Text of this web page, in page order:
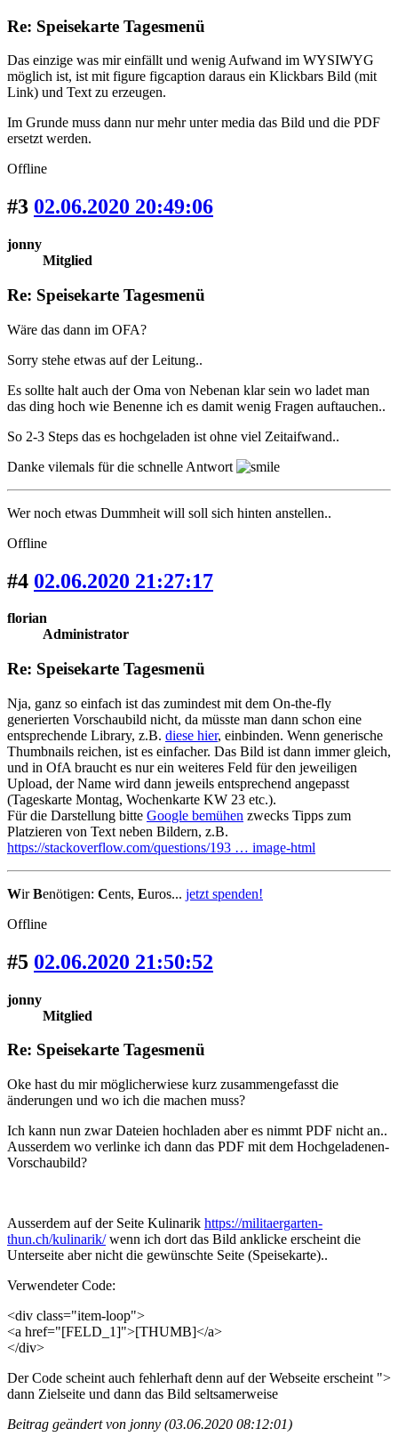
Re: Speisekarte Tagesmenü
Das einzige was mir einfällt und wenig Aufwand im WYSIWYG
möglich ist, ist mit figure figcaption daraus ein Klickbars Bild (mit
Link) und Text zu erzeugen.
Im Grunde muss dann nur mehr unter media das Bild und die PDF
ersetzt werden.
Offline
#3 02.06.2020 20:49:06
jonny
Mitglied
Re: Speisekarte Tagesmenü
Wäre das dann im OFA?
Sorry stehe etwas auf der Leitung..
Es sollte halt auch der Oma von Nebenan klar sein wo ladet man
das ding hoch wie Benenne ich es damit wenig Fragen auftauchen..
So 2-3 Steps das es hochgeladen ist ohne viel Zeitaifwand..
Danke vilemals für die schnelle Antwort
Wer noch etwas Dummheit will soll sich hinten anstellen..
Offline
#4 02.06.2020 21:27:17
florian
Administrator
Re: Speisekarte Tagesmenü
Nja, ganz so einfach ist das zumindest mit dem On-the-fly
generierten Vorschaubild nicht, da müsste man dann schon eine
entsprechende Library, z.B. diese hier, einbinden. Wenn generische
Thumbnails reichen, ist es einfacher. Das Bild ist dann immer gleich,
und in OfA braucht es nur ein weiteres Feld für den jeweiligen
Upload, der Name wird dann jeweils entsprechend angepasst
(Tageskarte Montag, Wochenkarte KW 23 etc.).
Für die Darstellung bitte Google bemühen zwecks Tipps zum
Platzieren von Text neben Bildern, z.B.
https://stackoverflow.com/questions/193 … image-html
WirBenötigen: Cents, Euros... jetzt spenden!
Offline
#5 02.06.2020 21:50:52
jonny
Mitglied
Re: Speisekarte Tagesmenü
Oke hast du mir möglicherwiese kurz zusammengefasst die
änderungen und wo ich die machen muss?
Ich kann nun zwar Dateien hochladen aber es nimmt PDF nicht an..
Ausserdem wo verlinke ich dann das PDF mit dem Hochgeladenen-
Vorschaubild?
Ausserdem auf der Seite Kulinarik https://militaergarten-
thun.ch/kulinarik/wenn ich dort das Bild anklicke erscheint die
Unterseite aber nicht die gewünschte Seite (Speisekarte)..
Verwendeter Code:
<div class="item-loop">
<a href="[FELD_1]">[THUMB]</a>
</div>
Der Code scheint auch fehlerhaft denn auf der Webseite erscheint ">
dann Zielseite und dann das Bild seltsamerweise
Beitrag geändert von jonny (03.06.2020 08:12:01)